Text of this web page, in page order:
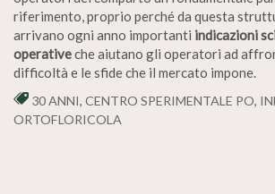
riferimento, proprio perché da questa
arrivano ogni anno importanti indicazioni
operativeche aiutano gli operatori ad
difficoltà e le sfide che il mercato impone.
30 ANNI, CENTRO SPERIMENTALE PO,
ORTOFLORICOLA